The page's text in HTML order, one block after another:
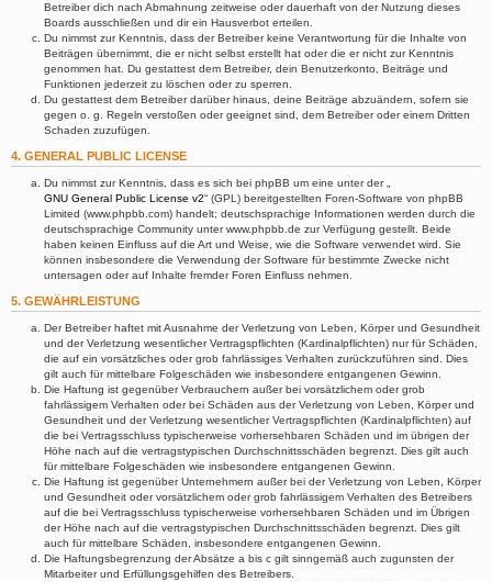
Betreiber dich nach Abmahnung zeitweise oder dauerhaft von der Nutzung dieses
Boards ausschließen und dir ein Hausverbot erteilen.
Du nimmst zur Kenntnis, dass der Betreiber keine Verantwortung für die Inhalte von
Beiträgen übernimmt, die er nicht selbst erstellt hat oder die er nicht zur Kenntnis
genommen hat. Du gestattest dem Betreiber, dein Benutzerkonto, Beiträge und
Funktionen jederzeit zu löschen oder zu sperren.
Du gestattest dem Betreiber darüber hinaus, deine Beiträge abzuändern, sofern sie
gegen o. g. Regeln verstoßen oder geeignet sind, dem Betreiber oder einem Dritten
Schaden zuzufügen.
4. GENERAL PUBLIC LICENSE
Du nimmst zur Kenntnis, dass es sich bei phpBB um eine unter der „
GNU General Public License v2“ (GPL) bereitgestellten Foren-Software von phpBB
Limited (www.phpbb.com) handelt; deutschsprachige Informationen werden durch die
deutschsprachige Community unter www.phpbb.de zur Verfügung gestellt. Beide
haben keinen Einfluss auf die Art und Weise, wie die Software verwendet wird. Sie
können insbesondere die Verwendung der Software für bestimmte Zwecke nicht
untersagen oder auf Inhalte fremder Foren Einfluss nehmen.
5. GEWÄHRLEISTUNG
Der Betreiber haftet mit Ausnahme der Verletzung von Leben, Körper und Gesundheit
und der Verletzung wesentlicher Vertragspflichten (Kardinalpflichten) nur für Schäden,
die auf ein vorsätzliches oder grob fahrlässiges Verhalten zurückzuführen sind. Dies
gilt auch für mittelbare Folgeschäden wie insbesondere entgangenen Gewinn.
Die Haftung ist gegenüber Verbrauchern außer bei vorsätzlichem oder grob
fahrlässigem Verhalten oder bei Schäden aus der Verletzung von Leben, Körper und
Gesundheit und der Verletzung wesentlicher Vertragspflichten (Kardinalpflichten) auf
die bei Vertragsschluss typischerweise vorhersehbaren Schäden und im übrigen der
Höhe nach auf die vertragstypischen Durchschnittsschäden begrenzt. Dies gilt auch
für mittelbare Folgeschäden wie insbesondere entgangenen Gewinn.
Die Haftung ist gegenüber Unternehmern außer bei der Verletzung von Leben, Körper
und Gesundheit oder vorsätzlichem oder grob fahrlässigem Verhalten des Betreibers
auf die bei Vertragsschluss typischerweise vorhersehbaren Schäden und im Übrigen
der Höhe nach auf die vertragstypischen Durchschnittsschäden begrenzt. Dies gilt
auch für mittelbare Schäden, insbesondere entgangenen Gewinn.
Die Haftungsbegrenzung der Absätze a bis c gilt sinngemäß auch zugunsten der
Mitarbeiter und Erfüllungsgehilfen des Betreibers.